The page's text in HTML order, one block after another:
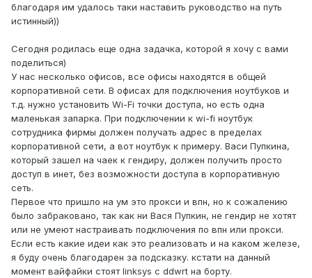
благодаря им удалось таки наставить руководство на путь
истинный))
Сегодня родилась еще одна задачка, которой я хочу с вами
поделиться)
У нас несколько офисов, все офисы находятся в общей
корпоративной сети. В офисах для подключения ноутбуков и
т.д. нужно установить Wi-Fi точки доступа, но есть одна
маленькая запарка. При подключении к wi-fi ноутбук
сотрудника фирмы должен получать адрес в пределах
корпоративной сети, а вот ноутбук к примеру. Васи Пупкина,
который зашел на чаек к гендиру, должен получить просто
доступ в инет, без возможности доступа в корпоративную
сеть.
Первое что пришло на ум это прокси и впн, но к сожалению
было забраковано, так как ни Вася Пупкин, не гендир не хотят
или не умеют настраивать подключения по впн или прокси.
Если есть какие идеи как это реализовать и на каком железе,
я буду очень благодарен за подсказку. кстати на данный
момент вайфайки стоят linksys c ddwrt на борту.